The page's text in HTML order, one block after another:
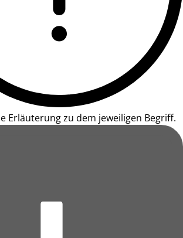
Erläuterung zu dem jeweiligen Begriff.